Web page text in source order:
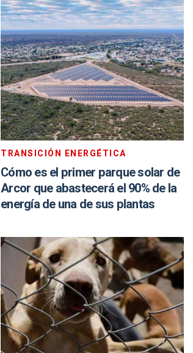
TRANSICIÓN ENERGÉTICA
Cómo es el primer parque solar de
Arcor que abastecerá el 90% de la
energía de una de sus plantas